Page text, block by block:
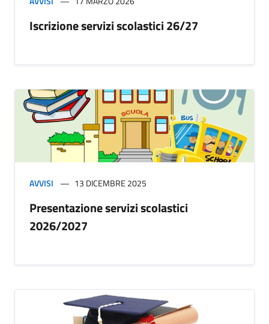
Iscrizione servizi scolastici 26/27
AVVISI 13 DICEMBRE 2025
Presentazione servizi scolastici
2026/2027